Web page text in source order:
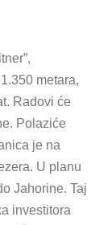
metara,
Radovi će
Polaziće
je na
U planu
Jahorine. Taj
investitora